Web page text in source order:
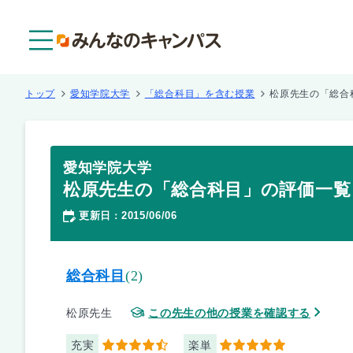
トップ 愛知学院大学 「総合科目」を含む授業 松原先生の「総合
愛知学院大学
松原先生の「総合科目」の評価一覧
更新日 ： 2015/06/06
総合科目 (2)
松原先生 この先生の他の授業を確認する
充実 4.5 楽単 5